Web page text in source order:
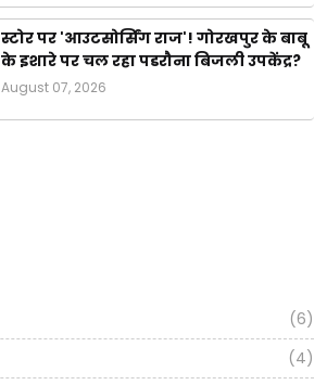
स्टोर पर 'आउटसोर्सिंग राज'! गोरखपुर के बाबू
के इशारे पर चल रहा पडरौना बिजली उपकेंद्र?
August 07, 2026
(6)
(4)